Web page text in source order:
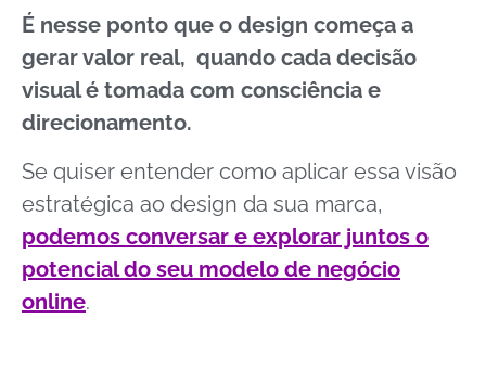
É nesse ponto que o design começa a
gerar valor real, quando cada decisão
visual é tomada com consciência e
direcionamento.
Se quiser entender como aplicar essa visão
estratégica ao design da sua marca,
podemos conversar e explorar juntos o
potencial do seu modelo de negócio
online.